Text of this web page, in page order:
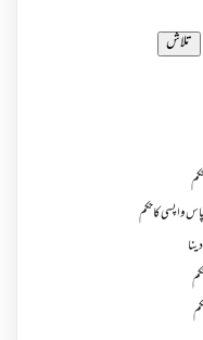
تلاش
واپسی کا حکم